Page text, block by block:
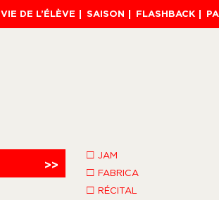
VIE DE L’ÉLÈVE SAISON FLASHBACK
>>
□ JAM
□ FABRICA
□ RÉCITAL